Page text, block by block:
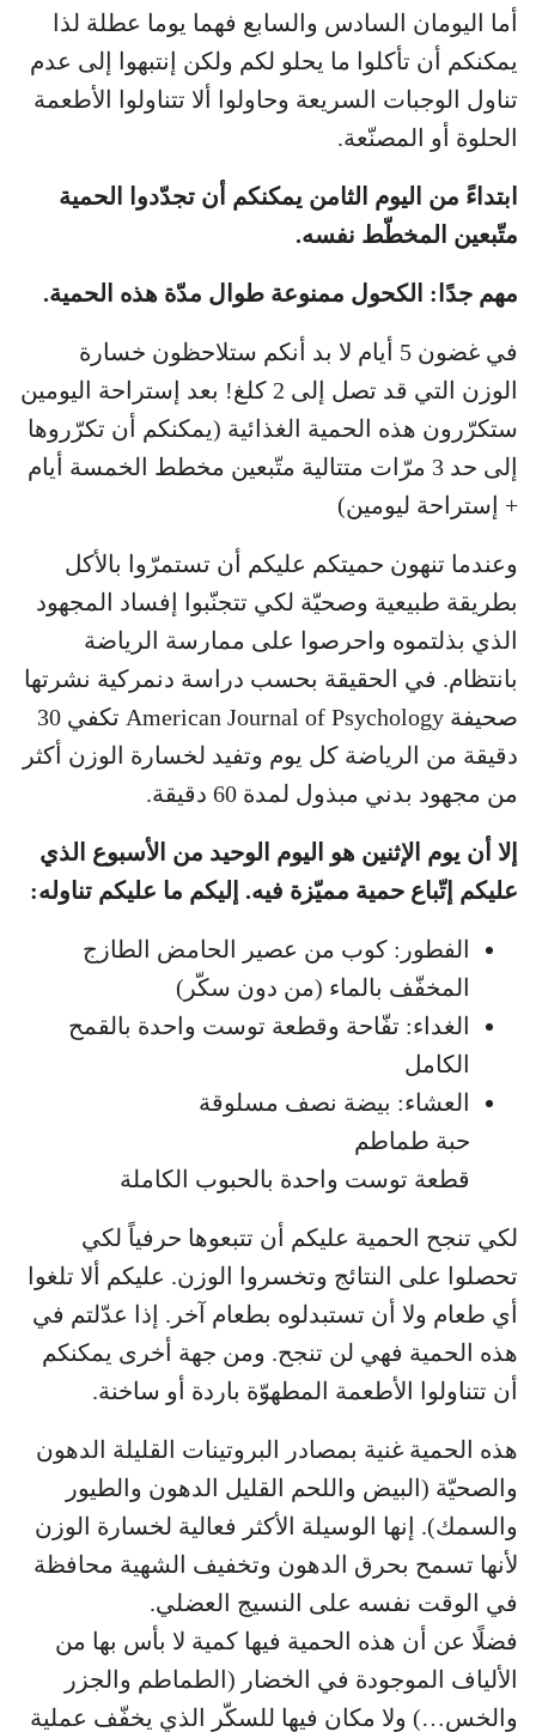
أما اليومان السادس والسابع فهما يوما عطلة لذا
يمكنكم أن تأكلوا ما يحلو لكم ولكن إنتبهوا إلى عدم
تناول الوجبات السريعة وحاولوا ألا تتناولوا الأطعمة
الحلوة أو المصنّعة.
ابتداءً من اليوم الثامن يمكنكم أن تجدّدوا الحمية
متّبعين المخطّط نفسه.
مهم جدًا: الكحول ممنوعة طوال مدّة هذه الحمية.
في غضون 5 أيام لا بد أنكم ستلاحظون خسارة
الوزن التي قد تصل إلى 2 كلغ! بعد إستراحة اليومين
ستكرّرون هذه الحمية الغذائية (يمكنكم أن تكرّروها
إلى حد 3 مرّات متتالية متّبعين مخطط الخمسة أيام
+ إستراحة ليومين)
وعندما تنهون حميتكم عليكم أن تستمرّوا بالأكل
بطريقة طبيعية وصحيّة لكي تتجنّبوا إفساد المجهود
الذي بذلتموه واحرصوا على ممارسة الرياضة
بانتظام. في الحقيقة بحسب دراسة دنمركية نشرتها
صحيفة American Journal of Psychology تكفي 30
دقيقة من الرياضة كل يوم وتفيد لخسارة الوزن أكثر
من مجهود بدني مبذول لمدة 60 دقيقة.
إلا أن يوم الإثنين هو اليوم الوحيد من الأسبوع الذي
عليكم إتّباع حمية مميّزة فيه. إليكم ما عليكم تناوله:
الفطور: كوب من عصير الحامض الطازج
المخفّف بالماء (من دون سكّر)
الغداء: تفّاحة وقطعة توست واحدة بالقمح
الكامل
العشاء: بيضة نصف مسلوقة
حبة طماطم
قطعة توست واحدة بالحبوب الكاملة
لكي تنجح الحمية عليكم أن تتبعوها حرفياً لكي
تحصلوا على النتائج وتخسروا الوزن. عليكم ألا تلغوا
أي طعام ولا أن تستبدلوه بطعام آخر. إذا عدّلتم في
هذه الحمية فهي لن تنجح. ومن جهة أخرى يمكنكم
أن تتناولوا الأطعمة المطهوّة باردة أو ساخنة.
هذه الحمية غنية بمصادر البروتينات القليلة الدهون
والصحيّة (البيض واللحم القليل الدهون والطيور
والسمك). إنها الوسيلة الأكثر فعالية لخسارة الوزن
لأنها تسمح بحرق الدهون وتخفيف الشهية محافظة
في الوقت نفسه على النسيج العضلي.
فضلًا عن أن هذه الحمية فيها كمية لا بأس بها من
الألياف الموجودة في الخضار (الطماطم والجزر
والخس…) ولا مكان فيها للسكّر الذي يخفّف عملية